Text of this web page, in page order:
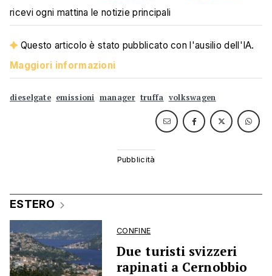
ricevi ogni mattina le notizie principali
Questo articolo è stato pubblicato con l'ausilio dell'IA.
Maggiori informazioni
dieselgate emissioni manager truffa volkswagen
ESTERO
CONFINE
Due turisti svizzeri
rapinati a Cernobbio